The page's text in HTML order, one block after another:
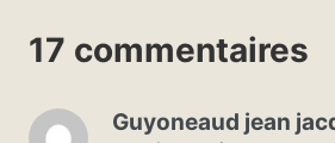
17 commentaires
Guyoneaud jean